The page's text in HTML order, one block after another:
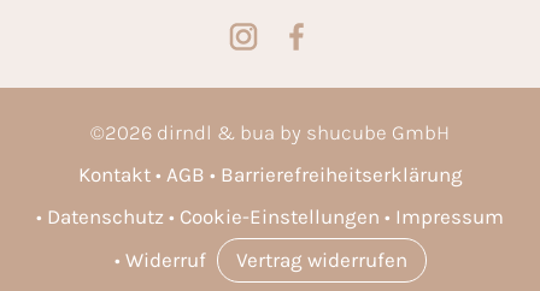
©2026 dirndl & bua by shucube GmbH
Kontakt
AGB
Barrierefreiheitserklärung
Datenschutz
Cookie-Einstellungen
Impressum
Widerruf
Vertrag widerrufen